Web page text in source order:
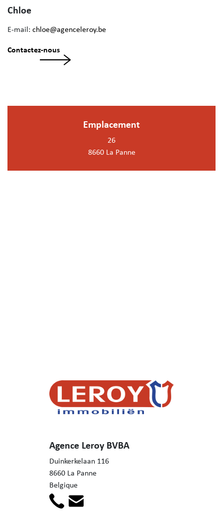
Chloe
E-mail: chloe@agenceleroy.be
Contactez-nous
Emplacement
26
8660 La Panne
Agence Leroy BVBA
Duinkerkelaan 116
8660 La Panne
Belgique